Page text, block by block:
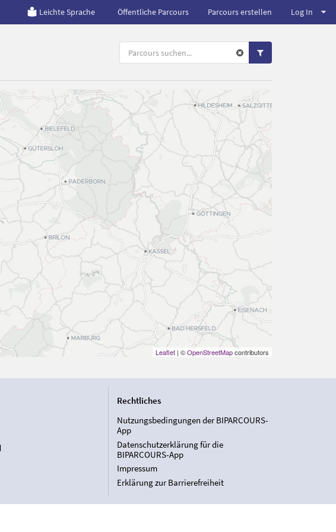
Leichte Sprache Öffentliche Parcours Parcours erstellen Log In
Leaflet| ©OpenStreetMapcontributors
Rechtliches
Nutzungsbedingungen der BIPARCOURS-
App
Datenschutzerklärung für die
BIPARCOURS-App
Impressum
Erklärung zur Barrierefreiheit